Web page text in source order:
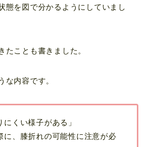
態を図で分かるようにしていまし
たことも書きました。
な内容です。
にくい様子がある」
に、膝折れの可能性に注意が必